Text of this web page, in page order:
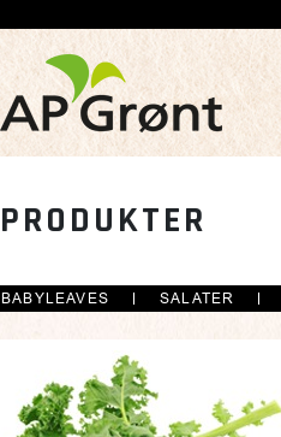
PRODUKTER
BABYLEAVES SALATER